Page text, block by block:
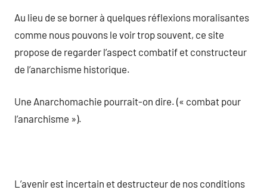
Au lieu de se borner à quelques réflexions moralisantes
comme nous pouvons le voir trop souvent, ce site
propose de regarder l’aspect combatif et constructeur
de l’anarchisme historique.
Une Anarchomachie pourrait-on dire. (« combat pour
l’anarchisme »).
L’avenir est incertain et destructeur de nos conditions